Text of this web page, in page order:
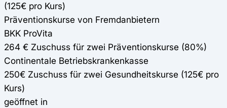
(125€ pro Kurs)
Präventionskurse von Fremdanbietern
BKK ProVita
264 € Zuschuss für zwei Präventionskurse (80%)
Continentale Betriebskrankenkasse
250€ Zuschuss für zwei Gesundheitskurse (125€ pro
Kurs)
geöffnet in